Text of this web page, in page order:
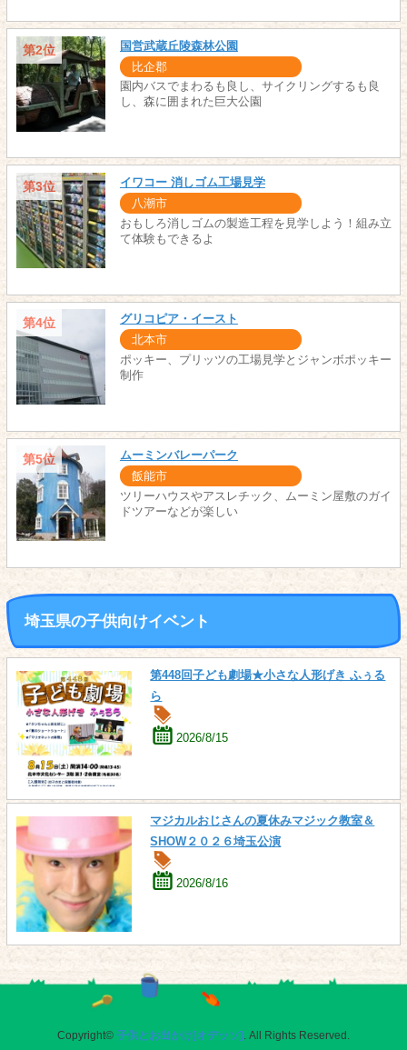
第2位 国営武蔵丘陵森林公園
比企郡
園内バスでまわるも良し、サイクリングするも良
し、森に囲まれた巨大公園
第3位 イワコー 消しゴム工場見学
八潮市
おもしろ消しゴムの製造工程を見学しよう！組み立
て体験もできるよ
第4位 グリコピア・イースト
北本市
ポッキー、プリッツの工場見学とジャンボポッキー
制作
第5位 ムーミンバレーパーク
飯能市
ツリーハウスやアスレチック、ムーミン屋敷のガイ
ドツアーなどが楽しい
埼玉県の子供向けイベント
第448回子ども劇場★小さな人形げき ふぅる
ら
2026/8/15
マジカルおじさんの夏休みマジック教室＆
SHOW２０２６埼玉公演
2026/8/16
Copyright© 子供とお出かけ[オデッソ] . All Rights Reserved.